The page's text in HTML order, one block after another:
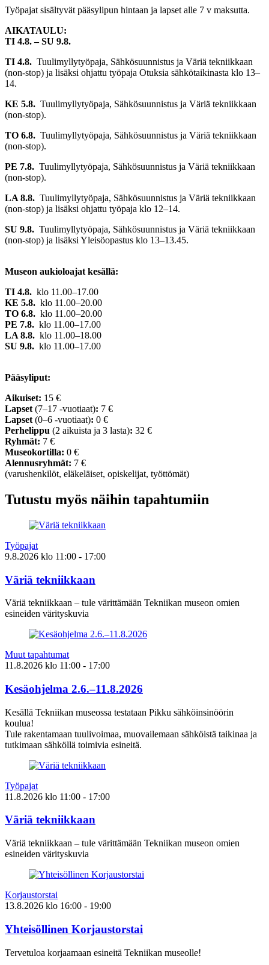
Työpajat sisältyvät pääsylipun hintaan ja lapset alle 7 v maksutta.
AIKATAULU:
TI 4.8. – SU 9.8.
TI 4.8. Tuulimyllytyöpaja, Sähkösuunnistus ja Väriä tekniikkaan
(non-stop) ja lisäksi ohjattu työpaja Otuksia sähkötaikinasta klo 13–
14.
KE 5.8. Tuulimyllytyöpaja, Sähkösuunnistus ja Väriä tekniikkaan
(non-stop).
TO 6.8. Tuulimyllytyöpaja, Sähkösuunnistus ja Väriä tekniikkaan
(non-stop).
PE 7.8. Tuulimyllytyöpaja, Sähkösuunnistus ja Väriä tekniikkaan
(non-stop).
LA 8.8. Tuulimyllytyöpaja, Sähkösuunnistus ja Väriä tekniikkaan
(non-stop) ja lisäksi ohjattu työpaja klo 12–14.
SU 9.8. Tuulimyllytyöpaja, Sähkösuunnistus ja Väriä tekniikkaan
(non-stop) ja lisäksi Yleisöopastus klo 13–13.45.
Museon aukioloajat kesällä:
TI 4.8. klo 11.00–17.00
KE 5.8. klo 11.00–20.00
TO 6.8. klo 11.00–20.00
PE 7.8. klo 11.00–17.00
LA 8.8. klo 11.00–18.00
SU 9.8. klo 11.00–17.00
Pääsyliput:
Aikuiset: 15 €
Lapset (7–17 -vuotiaat): 7 €
Lapset (0–6 -vuotiaat): 0 €
Perhelippu (2 aikuista ja 3 lasta): 32 €
Ryhmät: 7 €
Museokortilla: 0 €
Alennusryhmät: 7 €
(varushenkilöt, eläkeläiset, opiskelijat, työttömät)
Tutustu myös näihin tapahtumiin
Työpajat
9.8.2026 klo 11:00 - 17:00
Väriä tekniikkaan
Väriä tekniikkaan – tule värittämään Tekniikan museon omien
esineiden värityskuvia
Muut tapahtumat
11.8.2026 klo 11:00 - 17:00
Kesäohjelma 2.6.–11.8.2026
Kesällä Tekniikan museossa testataan Pikku sähköinsinöörin
koulua!
Tule rakentamaan tuulivoimaa, muovailemaan sähköistä taikinaa ja
tutkimaan sähköllä toimivia esineitä.
Työpajat
11.8.2026 klo 11:00 - 17:00
Väriä tekniikkaan
Väriä tekniikkaan – tule värittämään Tekniikan museon omien
esineiden värityskuvia
Korjaustorstai
13.8.2026 klo 16:00 - 19:00
Yhteisöllinen Korjaustorstai
Tervetuloa korjaamaan esineitä Tekniikan museolle!